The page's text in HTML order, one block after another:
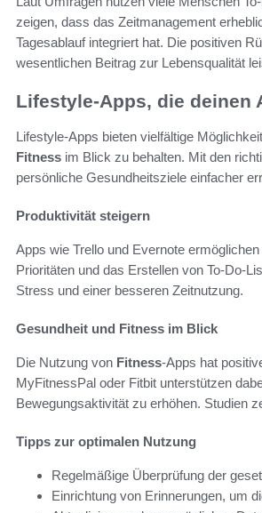
zeigen, dass das Zeitmanagement
Tagesablauf integriert hat. Die positiven
wesentlichen Beitrag zur Lebensqualität
Lifestyle-Apps, die deinen
Lifestyle-Apps bieten vielfältige
Fitness im Blick zu behalten. Mit den
persönliche Gesundheitsziele einfacher
Produktivität steigern
Apps wie Trello und Evernote
Prioritäten und das Erstellen von To-Do-
Stress und einer besseren Zeitnutzung.
Gesundheit und Fitness im Blick
Die Nutzung von Fitness-Apps hat
MyFitnessPal oder Fitbit unterstützen
Bewegungsaktivität zu erhöhen. Studien
Tipps zur optimalen Nutzung
Regelmäßige Überprüfung der
Einrichtung von Erinnerungen, um